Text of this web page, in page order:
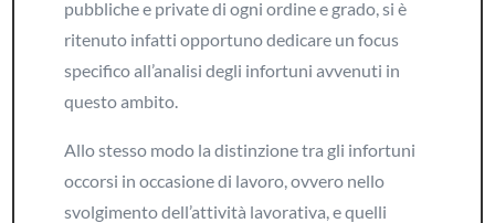
pubbliche e private di ogni ordine e grado, si è
ritenuto infatti opportuno dedicare un focus
specifico all’analisi degli infortuni avvenuti in
questo ambito.
Allo stesso modo la distinzione tra gli infortuni
occorsi in occasione di lavoro, ovvero nello
svolgimento dell’attività lavorativa, e quelli